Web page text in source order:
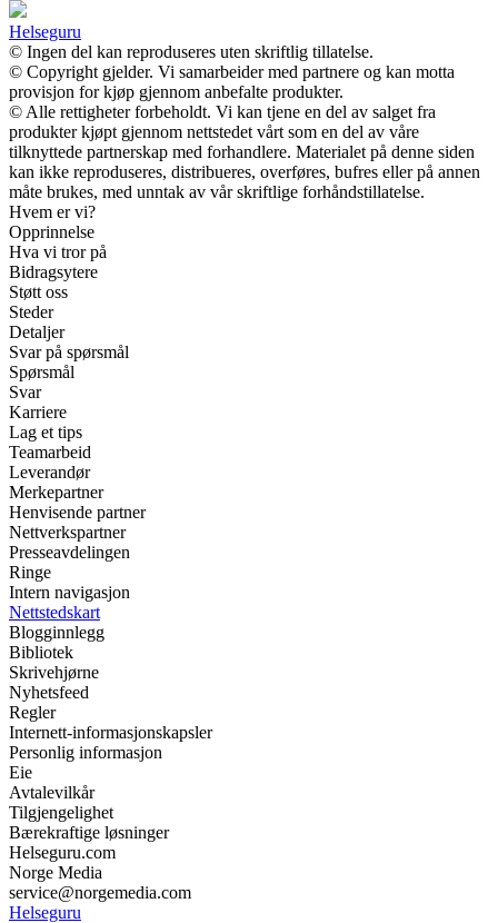
Helseguru
© Ingen del kan reproduseres uten skriftlig tillatelse.
© Copyright gjelder. Vi samarbeider med partnere og kan motta
provisjon for kjøp gjennom anbefalte produkter.
© Alle rettigheter forbeholdt. Vi kan tjene en del av salget fra
produkter kjøpt gjennom nettstedet vårt som en del av våre
tilknyttede partnerskap med forhandlere. Materialet på denne siden
kan ikke reproduseres, distribueres, overføres, bufres eller på annen
måte brukes, med unntak av vår skriftlige forhåndstillatelse.
Hvem er vi?
Opprinnelse
Hva vi tror på
Bidragsytere
Støtt oss
Steder
Detaljer
Svar på spørsmål
Spørsmål
Svar
Karriere
Lag et tips
Teamarbeid
Leverandør
Merkepartner
Henvisende partner
Nettverkspartner
Presseavdelingen
Ringe
Intern navigasjon
Nettstedskart
Blogginnlegg
Bibliotek
Skrivehjørne
Nyhetsfeed
Regler
Internett-informasjonskapsler
Personlig informasjon
Eie
Avtalevilkår
Tilgjengelighet
Bærekraftige løsninger
Helseguru.com
Norge Media
service@norgemedia.com
Helseguru